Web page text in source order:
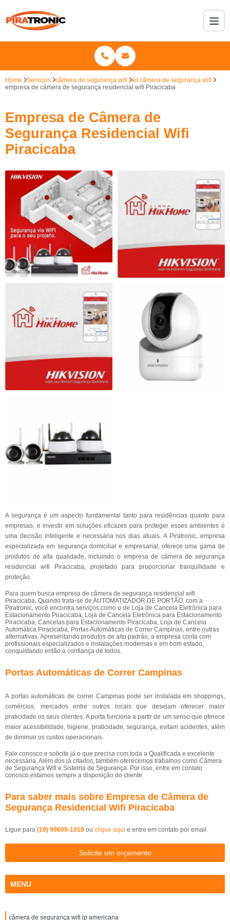
Home Serviços câmera de segurança wifi
kit câmera de segurança wifi
empresa de câmera de segurança residencial wifi Piracicaba
Empresa de Câmera de
Segurança Residencial Wifi
Piracicaba
A segurança é um aspecto fundamental tanto para residências quanto para
empresas, e investir em soluções eficazes para proteger esses ambientes é
uma decisão inteligente e necessária nos dias atuais. A Piratronic, empresa
especializada em segurança domiciliar e empresarial, oferece uma gama de
produtos de alta qualidade, incluindo o empresa de câmera de segurança
residencial wifi Piracicaba, projetado para proporcionar tranquilidade e
proteção.
Para quem busca empresa de câmera de segurança residencial wifi
Piracicaba, Quando trata-se de AUTOMATIZADOR DE PORTÃO, com a
Piratronic, você encontra serviços como o de Loja de Cancela Eletrônica para
Estacionamento Piracicaba, Loja de Cancela Eletrônica para Estacionamento
Piracicaba, Cancelas para Estacionamento Piracicaba, Loja de Cancela
Automática Piracicaba, Portas Automáticas de Correr Campinas, entre outras
alternativas. Apresentando produtos de alto padrão, a empresa conta com
profissionais especializados e instalações modernas e em bom estado,
conquistando então a confiança de todos.
Portas Automáticas de Correr Campinas
A portas automáticas de correr Campinas pode ser instalada em shoppings,
comércios, mercados entre outros locais que desejam oferecer maior
praticidade os seus clientes. A porta funciona a partir de um senso que oferece
maior acessibilidade, higiene, praticidade, segurança, evitam acidentes, além
de diminuir os custos operacionais.
Fale conosco e solicite já o que precisa com toda a Qualificada e excelente
necessária. Além dos já citados, também oferecemos trabalhos como Câmera
de Segurança Wifi e Sistema de Segurança. Por isso, entre em contato
conosco,estamos sempre a disposição do cliente.
Para saber mais sobre Empresa de Câmera de
Segurança Residencial Wifi Piracicaba
Ligue para (19) 99609-1019 ou clique aqui e entre em contato por email.
Solicite um orçamento
MENU
câmera de segurança wifi ip americana